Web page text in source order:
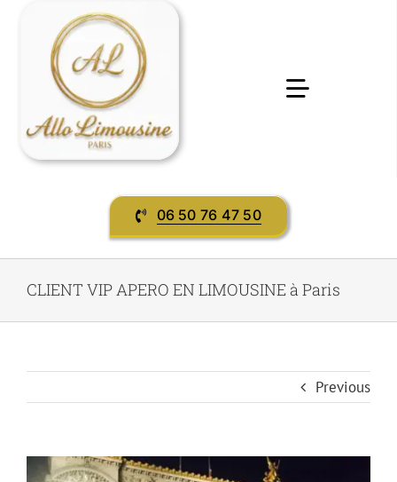
contenu
Toggle
Accueil
Préstations & services06 50 76 47 50
CLIENT VIP APERO EN LIMOUSINE à Paris
Previous
View